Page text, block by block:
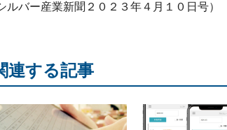
ルバー産業新聞２０２３年４月１０日号）
連する記事